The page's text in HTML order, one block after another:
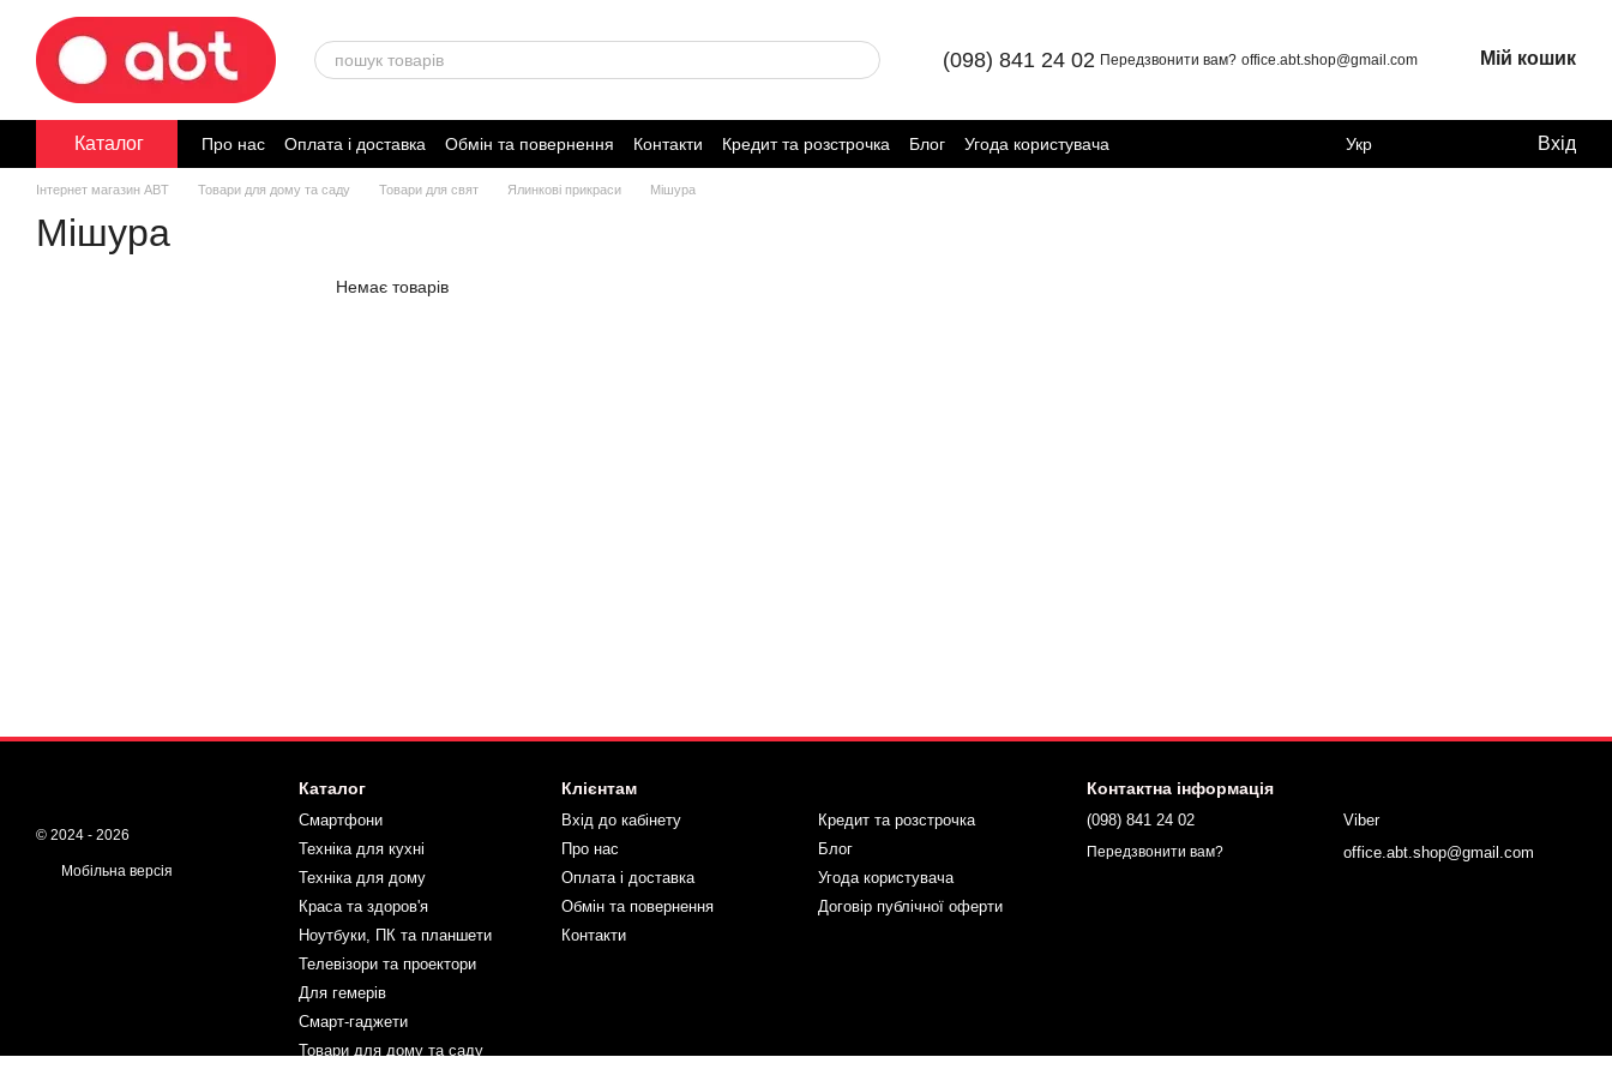
Перейти до основного контенту
(098) 841 24 02 Передзвонити вам? office.abt.shop@gmail.com Мій кошик
Каталог Про нас Оплата і доставка Обмін та повернення Контакти Кредит та розстрочка Блог
Угода користувача
Договір публічної оферти
Укр Вхід
Інтернет магазин ABT Товари для дому та саду Товари для свят Ялинкові прикраси Мішура
Мішура
Немає товарів
© 2024 - 2026
Мобільна версія
Каталог
Смартфони
Техніка для кухні
Техніка для дому
Краса та здоров'я
Ноутбуки, ПК та планшети
Телевізори та проектори
Для гемерів
Смарт-гаджети
Товари для дому та саду
Клієнтам
Вхід до кабінету
Про нас
Оплата і доставка
Обмін та повернення
Контакти
Кредит та розстрочка
Блог
Угода користувача
Договір публічної оферти
Контактна інформація
(098) 841 24 02
Передзвонити вам?
Viber
office.abt.shop@gmail.com